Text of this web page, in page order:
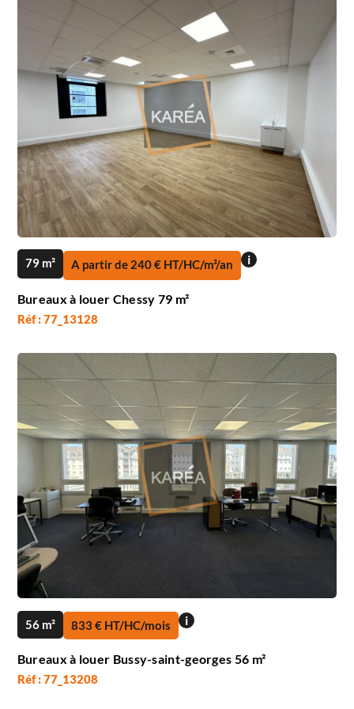
79 m² A partir de 240 € HT/HC/m²/an i
Bureaux à louer Chessy 79 m²
Réf : 77_13128
56 m² 833 € HT/HC/mois i
Bureaux à louer Bussy-saint-georges 56 m²
Réf : 77_13208